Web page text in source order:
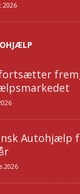
2026
Autohjælp
2026